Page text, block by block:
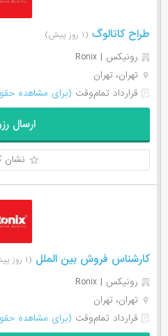
طراح کاتالوگ (۱ روز پیش)
رونیکس | Ronix
تهران، تهران
قرارداد تمام‌وقت (برای مشاهده
ارسال
نشان
کارشناس فروش بین الملل (۱ روز پیش)
رونیکس | Ronix
تهران، تهران
قرارداد تمام‌وقت (برای مشاهده